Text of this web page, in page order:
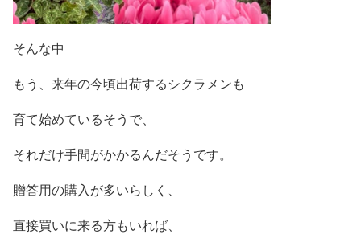
そんな中
もう、来年の今頃出荷するシクラメンも
育て始めているそうで、
それだけ手間がかかるんだそうです。
贈答用の購入が多いらしく、
直接買いに来る方もいれば、